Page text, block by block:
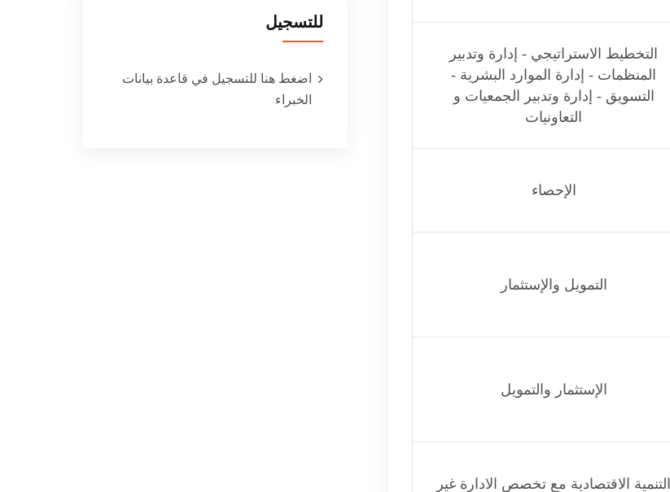
للتسجيل
اضغط هنا للتسجيل في قاعدة بيانات
الخبراء
التخطيط الاستراتيجي - إدارة وتدبير
المنظمات - إدارة الموارد البشرية -
التسويق - إدارة وتدبير الجمعيات و
التعاونيات
الإحصاء
التمويل والإستثمار
الإستثمار والتمويل
التنمية الاقتصادية مع تخصص الادارة غير